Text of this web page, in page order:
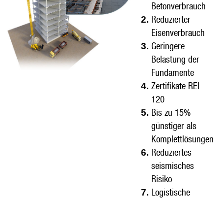
Betonverbrauch
Reduzierter
Eisenverbrauch
Geringere
Belastung der
Fundamente
Zertifikate REI
120
Bis zu 15%
günstiger als
Komplettlösungen
Reduziertes
seismisches
Risiko
Logistische